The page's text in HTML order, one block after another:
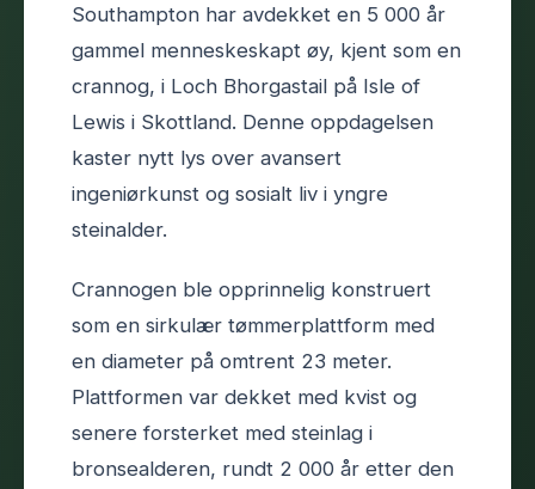
Southampton har avdekket en 5 000 år
gammel menneskeskapt øy, kjent som en
crannog, i Loch Bhorgastail på Isle of
Lewis i Skottland. Denne oppdagelsen
kaster nytt lys over avansert
ingeniørkunst og sosialt liv i yngre
steinalder.
Crannogen ble opprinnelig konstruert
som en sirkulær tømmerplattform med
en diameter på omtrent 23 meter.
Plattformen var dekket med kvist og
senere forsterket med steinlag i
bronsealderen, rundt 2 000 år etter den